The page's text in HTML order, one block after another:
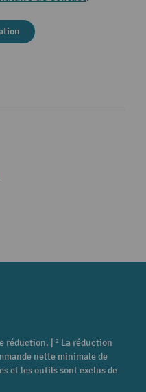
réduction. | ² La réduction
nette minimale de
et les outils sont exclus de